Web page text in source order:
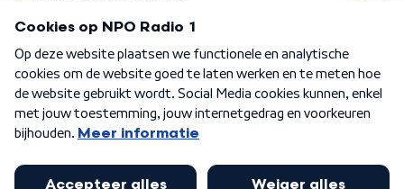
Algemene voorwaarden Privacybeleid